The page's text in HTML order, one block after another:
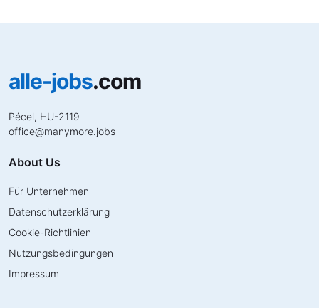
alle-jobs.com
Pécel, HU-2119
office@manymore.jobs
About Us
Für Unternehmen
Datenschutzerklärung
Cookie-Richtlinien
Nutzungsbedingungen
Impressum